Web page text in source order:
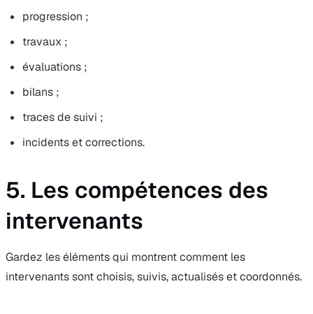
progression ;
travaux ;
évaluations ;
bilans ;
traces de suivi ;
incidents et corrections.
5. Les compétences des
intervenants
Gardez les éléments qui montrent comment les
intervenants sont choisis, suivis, actualisés et coordonnés.